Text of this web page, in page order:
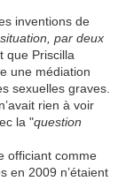
inventions de
par deux
que Priscilla
une médiation
sexuelles graves.
rien à voir
la "question
officiant comme
en 2009 n’étaient